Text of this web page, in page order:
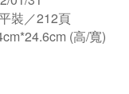
裝／212頁
(高/寬)